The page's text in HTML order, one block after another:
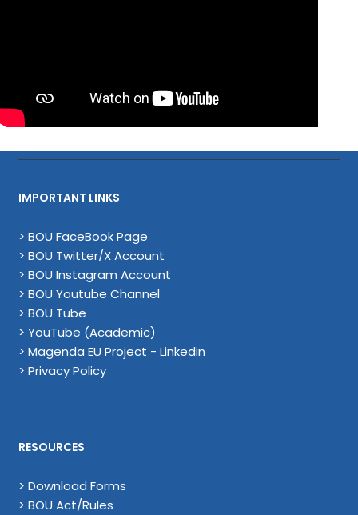
IMPORTANT LINKS
> BOU FaceBook Page
> BOU Twitter/X Account
> BOU Instagram Account
> BOU Youtube Channel
> BOU Tube
> YouTube (Academic)
> Magenda EU Project - Linkedin
> Privacy Policy
RESOURCES
> Download Forms
> BOU Act/Rules